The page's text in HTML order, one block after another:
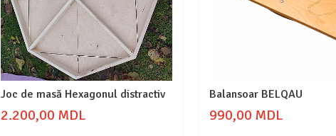
Joc de masă Hexagonul distractiv
2.200,00 MDL
Balansoar BELQAU
990,00 MDL